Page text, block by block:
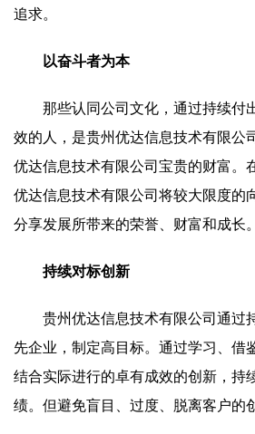
追求。
以奋斗者为本
那些认同公司文化，通过持续付
效的人，是贵州优达信息技术有限公
优达信息技术有限公司宝贵的财富。
优达信息技术有限公司将较大限度的
分享发展所带来的荣誉、财富和成长。
持续对标创新
贵州优达信息技术有限公司通过
先企业，制定高目标。通过学习、借
结合实际进行的卓有成效的创新，持
绩。但避免盲目、过度、脱离客户的